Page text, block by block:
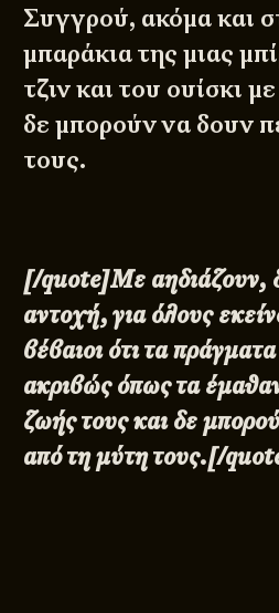
Συγγρού, ακόμα και
μπαράκια της μιας
τζιν και του ουίσκι
δε μπορούν να δουν
τους.
[/quote]Με αηδιάζουν,
αντοχή, για όλους
βέβαιοι ότι τα
ακριβώς όπως τα
ζωής τους και δε
από τη μύτη τους.[/